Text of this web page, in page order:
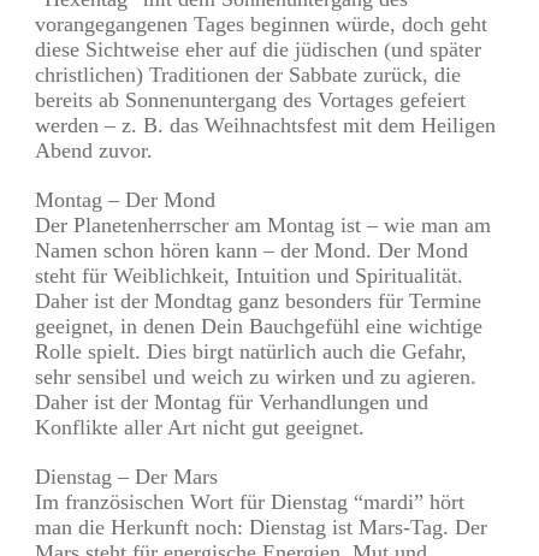
vorangegangenen Tages beginnen würde, doch geht
diese Sichtweise eher auf die jüdischen (und später
christlichen) Traditionen der Sabbate zurück, die
bereits ab Sonnenuntergang des Vortages gefeiert
werden – z. B. das Weihnachtsfest mit dem Heiligen
Abend zuvor.
Montag – Der Mond
Der Planetenherrscher am Montag ist – wie man am
Namen schon hören kann – der Mond. Der Mond
steht für Weiblichkeit, Intuition und Spiritualität.
Daher ist der Mondtag ganz besonders für Termine
geeignet, in denen Dein Bauchgefühl eine wichtige
Rolle spielt. Dies birgt natürlich auch die Gefahr,
sehr sensibel und weich zu wirken und zu agieren.
Daher ist der Montag für Verhandlungen und
Konflikte aller Art nicht gut geeignet.
Dienstag – Der Mars
Im französischen Wort für Dienstag “mardi” hört
man die Herkunft noch: Dienstag ist Mars-Tag. Der